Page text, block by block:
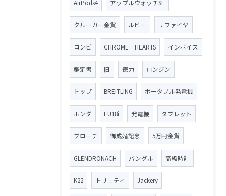
AirPods4 アップルウォッチSE
クルーガー金貨 ルビー サファイヤ
コンビ CHROME HEARTS インボイス
鑑定書 旧 徳力 ロンジン
トップ BREITLING ポータブル発電機
ホンダ EU18i 発電機 タブレット
ブローチ 御成婚記念 5万円金貨
GLENDRONACH バングル 高級時計
K22 トリニティ Jackery